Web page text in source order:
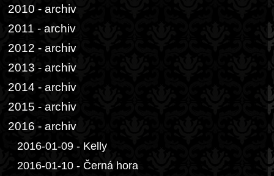
2010 - archiv
2011 - archiv
2012 - archiv
2013 - archiv
2014 - archiv
2015 - archiv
2016 - archiv
2016-01-09 - Kelly
2016-01-10 - Černá hora